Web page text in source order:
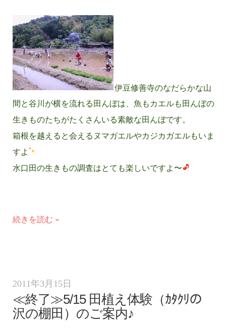
伊豆修善寺のなだらかな山
間と谷川が横を流れる田んぼは、魚もカエルも田んぼの
生きものたちがたくさんいる素敵な田んぼです。
箱根を越えると会えるヌマガエルやカジカガエルもいま
すよ
水口田の生きもの調査はとても楽しいですよ〜
続きを読む »
2011年3月15日
≪終了≫5/15 田植え体験（ｶﾀｸﾘの
沢の棚田）のご案内♪